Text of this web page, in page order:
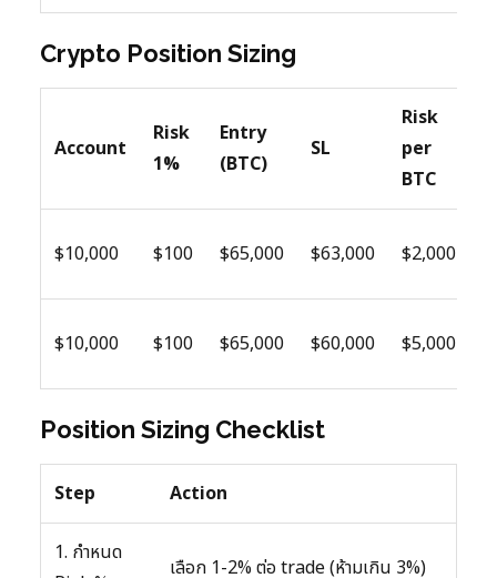
Crypto Position Sizing
Account
Risk
1%
Entry
(BTC)
SL
Risk
per
BTC
$10,000 $100 $65,000 $63,000 $2,000
$10,000 $100 $65,000 $60,000 $5,000
Position Sizing Checklist
Step Action
1. กำหนด
เลือก 1-2% ต่อ trade (ห้ามเกิน 3%)